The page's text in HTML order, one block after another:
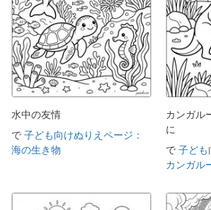
水中の友情
で 子ども向けぬりえページ：
海の生き物
カンガル
に
で 子ども
カンガル